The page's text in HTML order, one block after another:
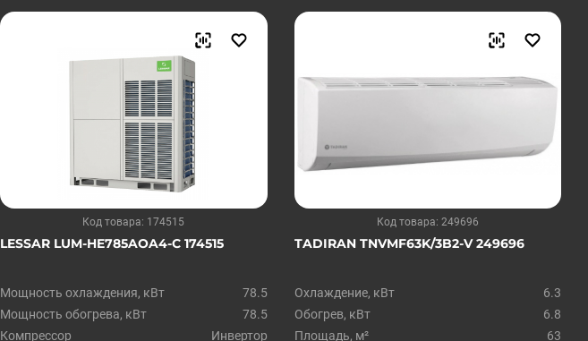
Код товара: 174515
LESSAR LUM-HE785AOA4-C 174515
Мощность охлаждения, кВт
78.5
Мощность обогрева, кВт
78.5
Компрессор
Инвертор
Код товара: 249696
TADIRAN TNVMF63K/3B2-V 249696
Охлаждение, кВт
6.3
Обогрев, кВт
6.8
Площадь, м²
63